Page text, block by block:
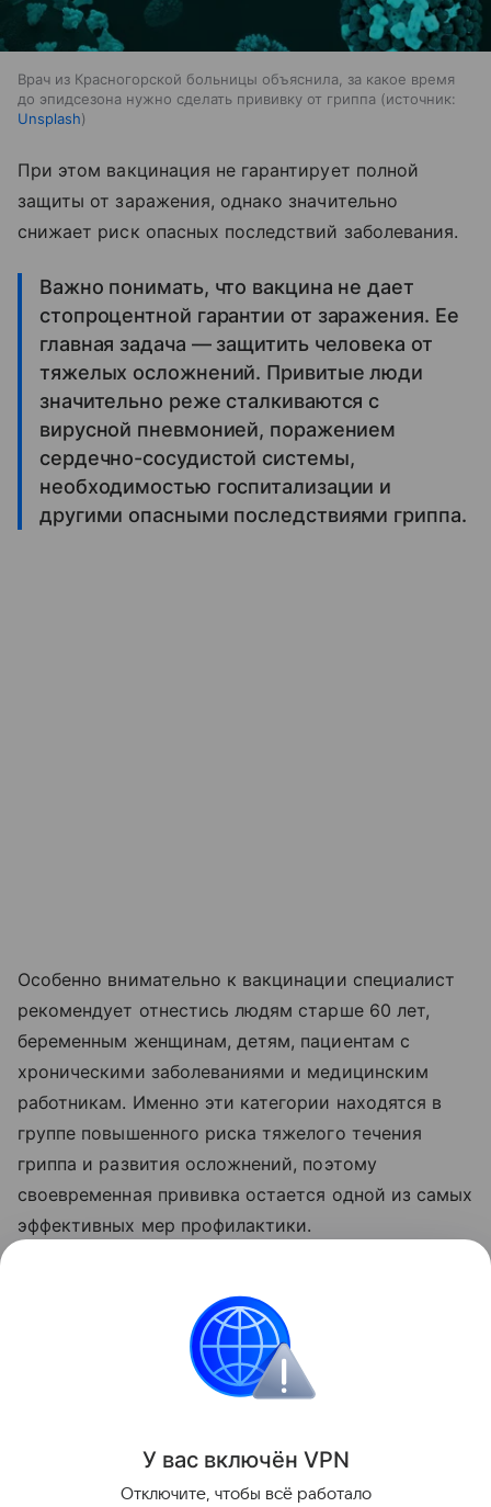
Врач из Красногорской больницы объяснила, за какое время
до эпидсезона нужно сделать прививку от гриппа
источник:
Unsplash
При этом вакцинация не гарантирует полной
защиты от заражения, однако значительно
снижает риск опасных последствий заболевания.
Важно понимать, что вакцина не дает
стопроцентной гарантии от заражения. Ее
главная задача — защитить человека от
тяжелых осложнений. Привитые люди
значительно реже сталкиваются с
вирусной пневмонией, поражением
сердечно-сосудистой системы,
необходимостью госпитализации и
другими опасными последствиями гриппа.
Особенно внимательно к вакцинации специалист
рекомендует отнестись людям старше 60 лет,
беременным женщинам, детям, пациентам с
хроническими заболеваниями и медицинским
работникам. Именно эти категории находятся в
группе повышенного риска тяжелого течения
гриппа и развития осложнений, поэтому
своевременная прививка остается одной из самых
эффективных мер профилактики.
, которые после 50 лет нельзя
У вас включён VPN
Отключите, чтобы всё работало